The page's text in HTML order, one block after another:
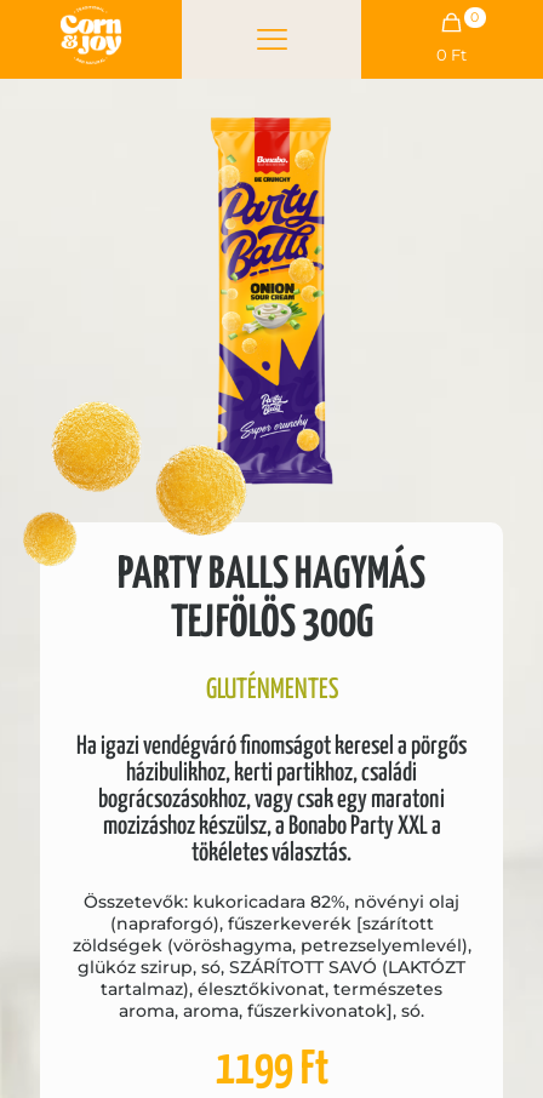
0
0 Ft
PARTY BALLS HAGYMÁS
TEJFÖLÖS 300G
GLUTÉNMENTES
Ha igazi vendégváró finomságot keresel a pörgős
házibulikhoz, kerti partikhoz, családi
bográcsozásokhoz, vagy csak egy maratoni
mozizáshoz készülsz, a Bonabo Party XXL a
tökéletes választás.
Összetevők: kukoricadara 82%, növényi olaj
(napraforgó), fűszerkeverék [szárított
zöldségek (vöröshagyma, petrezselyemlevél),
glükóz szirup, só, SZÁRÍTOTT SAVÓ (LAKTÓZT
tartalmaz), élesztőkivonat, természetes
aroma, aroma, fűszerkivonatok], só.
1199Ft